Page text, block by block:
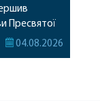
Пресвятої
04.08.2026